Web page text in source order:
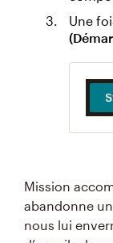
Une
Mission
abandonne
nous lui